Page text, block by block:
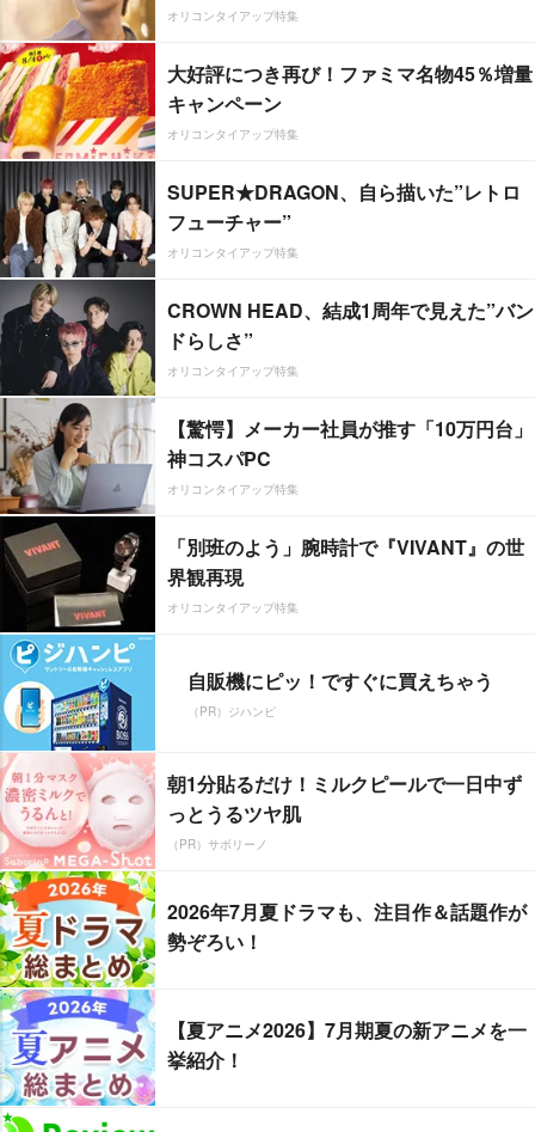
オリコンタイアップ特集
大好評につき再び！ファミマ名物45％増量
キャンペーン
オリコンタイアップ特集
SUPER★DRAGON、自ら描いた”レトロ
フューチャー”
オリコンタイアップ特集
CROWN HEAD、結成1周年で見えた”バン
ドらしさ”
オリコンタイアップ特集
【驚愕】メーカー社員が推す「10万円台」
神コスパPC
オリコンタイアップ特集
「別班のよう」腕時計で『VIVANT』の世
界観再現
オリコンタイアップ特集
自販機にピッ！ですぐに買えちゃう
（PR）ジハンピ
朝1分貼るだけ！ミルクピールで一日中ず
っとうるツヤ肌
（PR）サボリーノ
2026年7月夏ドラマも、注目作＆話題作が
勢ぞろい！
【夏アニメ2026】7月期夏の新アニメを一
挙紹介！